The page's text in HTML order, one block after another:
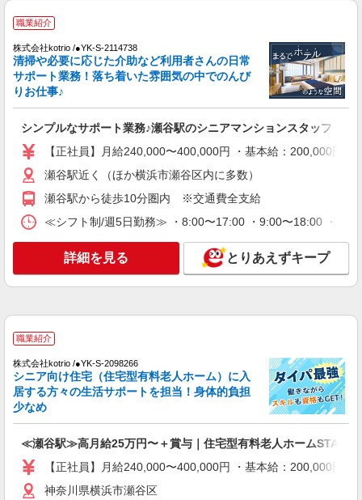
職業紹介
株式会社kotrio /●YK-S-2114738
シンプルなサポート業務♪瀬谷駅のシニアマン
【正社員】月給240,000〜400,000円 ・基本
給：200,000円〜220,000円 ・資格手当：10,000〜
30,000円 ・役職手当：10,000〜70,000円 ・処遇改
により変動） ・固定残業手当：20,000円（10時
間） ※固定残業時間を超過する場合には超過勤務
手当として別途支給 ・夜勤手当：10,000円/1回
（上記給与とは別に支給） 下記資格をお持ちの方
者研修 ・介護福祉士 など
瀬谷駅近く（ほか横浜市瀬谷区内に多数）
キープ 詳細を見る
派遣社員
株式会社kotrio /●YK-H-1957099
三ツ境駅★シフト柔軟で長く働きやすいシニア
向けマンション
通費全支給(ガソリン代含む)＞
キープ 詳細を見る
職業紹介
株式会社kotrio /●YK-S-2098266
≪瀬谷駅≫高月給25万円〜＋賞与｜住宅型有
【正社員】月給240,000〜400,000円 ・基本
給：200,000円〜220,000円 ・資格手当：10,000〜
職業紹介
株式会社kotrio /●YK-S-2114738
清掃や必要に応じた介助など利用者さんの日常
サポート業務！落ち着いた雰囲気の中でのんび
りお仕事♪
シンプルなサポート業務♪瀬谷駅のシニアマンションスタッフ
【正社員】月給240,000〜400,000円 ・基本給：200,000円
瀬谷駅近く（ほか横浜市瀬谷区内に多数）
瀬谷駅から徒歩10分圏内 ※交通費全支給
≪シフト制/週5日勤務≫ ・8:00〜17:00 ・9:00〜18:00 ・
詳細を見る とりあえずキープ
職業紹介
株式会社kotrio /●YK-S-2098266
シニア向け住宅（住宅型有料老人ホーム）に入
居する方々の生活サポートを担当！身体的負担
少なめ
≪瀬谷駅≫高月給25万円〜＋賞与｜住宅型有料老人ホームSTAFF
【正社員】月給240,000〜400,000円 ・基本給：200,000円
神奈川県横浜市瀬谷区